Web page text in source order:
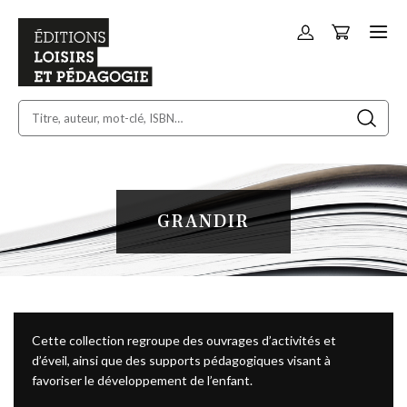
Allez
Panier
GRANDIR
Cette collection regroupe des ouvrages d’activités et
d’éveil, ainsi que des supports pédagogiques visant à
favoriser le développement de l’enfant.